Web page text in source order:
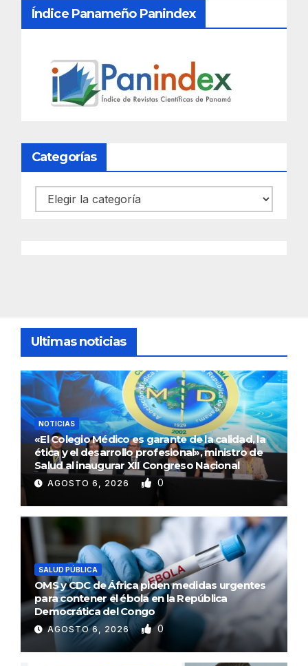
Índice Panameño Panindex
Categorías
Categorías
Ultimas noticias
NOTICIAS
«El Colegio Médico es garante de la calidad, la
ética y el desarrollo profesional», ministro de
Salud al inaugurar XII Congreso Nacional
AGOSTO 6, 2026 0
SALUD PÚBLICA
OMS y CDC de África piden medidas urgentes
para contener el ébola en la República
Democrática del Congo
AGOSTO 6, 2026 0